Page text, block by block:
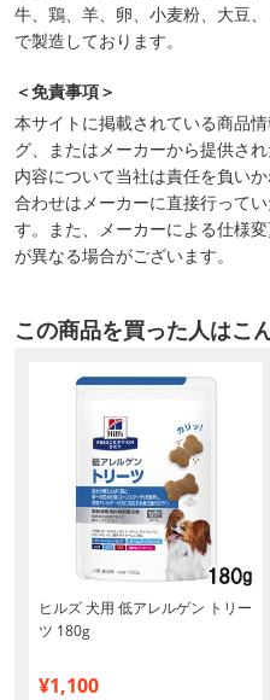
牛、鶏、羊、卵、小麦粉、大豆
で製造しております。
＜免責事項＞
本サイトに掲載されている商品
グ、またはメーカーから提供さ
内容について当社は責任を負い
合わせはメーカーに直接行って
す。また、メーカーによる仕様
が異なる場合がございます。
この商品を買った人はこ
ヒルズ 犬用 低アレルゲン トリー
ツ 180g
¥1,100